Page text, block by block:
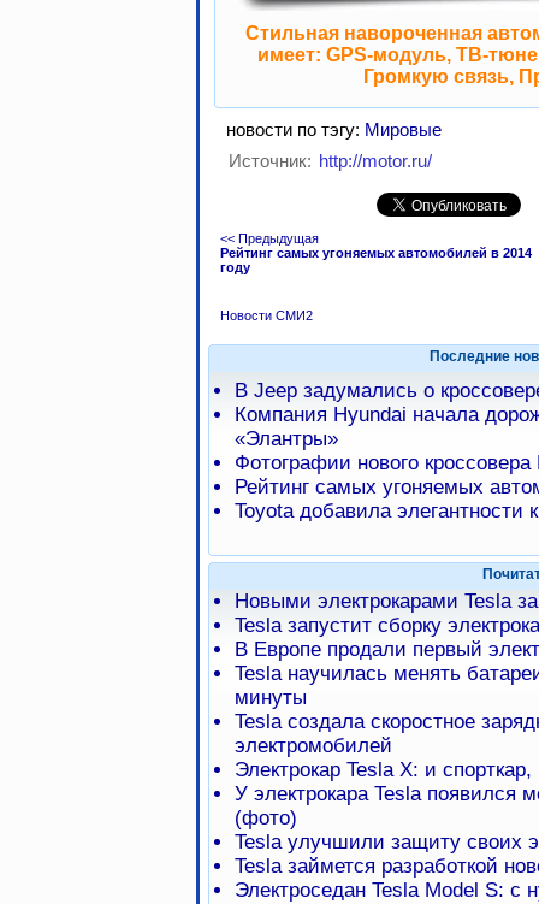
Стильная навороченная
имеет: GPS-модуль, ТВ-
Громкую связь,
новости по тэгу: Мировые
Источник: http://motor.ru/
<< Предыдущая
Рейтинг самых угоняемых автомобилей в 2014
году
Новости СМИ2
Последние
В Jeep задумались о
Компания Hyundai начала
«Элантры»
Фотографии нового
Рейтинг самых угоняемых
Toyota добавила элегантности
Новыми электрокарами Tesla
Tesla запустит сборку
В Европе продали первый
Tesla научилась менять
минуты
Tesla создала скоростное
электромобилей
Электрокар Tesla X: и
У электрокара Tesla появился
(фото)
Tesla улучшили защиту своих
Tesla займется разработкой
Электроседан Tesla Model S: с